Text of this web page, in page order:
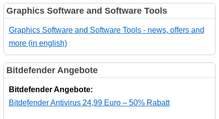
Graphics Software and Software Tools
Graphics Software and Software Tools - news, offers and
more (in english)
Bitdefender Angebote
Bitdefender Angebote:
Bitdefender Antivirus 24,99 Euro – 50% Rabatt